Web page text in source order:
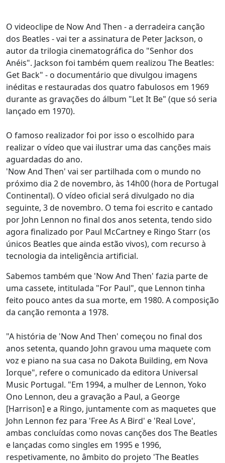
O videoclipe de Now And Then - a derradeira canção
dos Beatles - vai ter a assinatura de Peter Jackson, o
autor da trilogia cinematográfica do "Senhor dos
Anéis". Jackson foi também quem realizou The Beatles:
Get Back" - o documentário que divulgou imagens
inéditas e restauradas dos quatro fabulosos em 1969
durante as gravações do álbum "Let It Be" (que só seria
lançado em 1970).
O famoso realizador foi por isso o escolhido para
realizar o vídeo que vai ilustrar uma das canções mais
aguardadas do ano.
'Now And Then' vai ser partilhada com o mundo no
próximo dia 2 de novembro, às 14h00 (hora de Portugal
Continental). O vídeo oficial será divulgado no dia
seguinte, 3 de novembro. O tema foi escrito e cantado
por John Lennon no final dos anos setenta, tendo sido
agora finalizado por Paul McCartney e Ringo Starr (os
únicos Beatles que ainda estão vivos), com recurso à
tecnologia da inteligência artificial.
Sabemos também que 'Now And Then' fazia parte de
uma cassete, intitulada "For Paul", que Lennon tinha
feito pouco antes da sua morte, em 1980. A composição
da canção remonta a 1978.
"A história de 'Now And Then' começou no final dos
anos setenta, quando John gravou uma maquete com
voz e piano na sua casa no Dakota Building, em Nova
Iorque", refere o comunicado da editora Universal
Music Portugal. "Em 1994, a mulher de Lennon, Yoko
Ono Lennon, deu a gravação a Paul, a George
[Harrison] e a Ringo, juntamente com as maquetes que
John Lennon fez para 'Free As A Bird' e 'Real Love',
ambas concluídas como novas canções dos The Beatles
e lançadas como singles em 1995 e 1996,
respetivamente, no âmbito do projeto 'The Beatles